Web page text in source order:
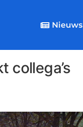
Nieuws
collega’s